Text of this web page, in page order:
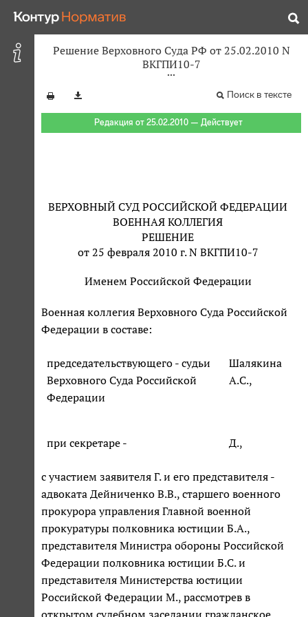
Решение Верховного Суда РФ от 25.02.2010 N
ВКГПИ10-7
Поиск в тексте
Редакция от 25.02.2010 — Действует
ВЕРХОВНЫЙ СУД РОССИЙСКОЙ ФЕДЕРАЦИИ
ВОЕННАЯ КОЛЛЕГИЯ
РЕШЕНИЕ
от 25 февраля 2010 г. N ВКГПИ10-7
Именем Российской Федерации
Военная коллегия Верховного Суда Российской
Федерации в составе:
председательствующего - судьи
Верховного Суда Российской
Федерации
Шалякина
А.С.,
при секретаре - Д.,
с участием заявителя Г. и его представителя -
адвоката Дейниченко В.В., старшего военного
прокурора управления Главной военной
прокуратуры полковника юстиции Б.А.,
представителя Министра обороны Российской
Федерации полковника юстиции Б.С. и
представителя Министерства юстиции
Российской Федерации М., рассмотрев в
открытом судебном заседании гражданское